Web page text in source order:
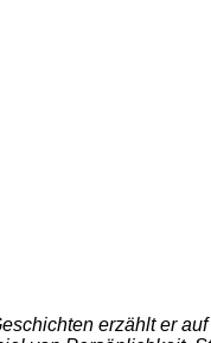
erzählt er